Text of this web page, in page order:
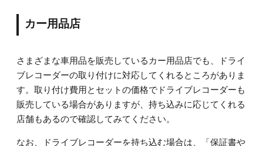
カー用品店
さまざまな車用品を販売しているカー用品店でも、ドライ
ブレコーダーの取り付けに対応してくれるところがありま
す。取り付け費用とセットの価格でドライブレコーダーも
販売している場合がありますが、持ち込みに応じてくれる
店舗もあるので確認してみてください。
なお、ドライブレコーダーを持ち込む場合は、「保証書や